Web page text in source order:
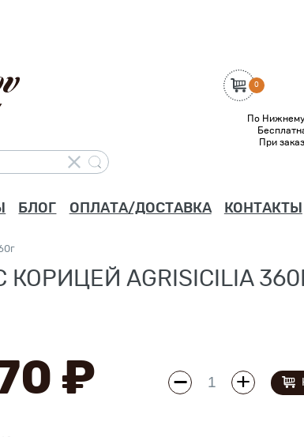
0
По
При
БЛОГ ОПЛАТА/ДОСТАВКА КОНТАКТЫ
AGRISICILIA 360Г
₽